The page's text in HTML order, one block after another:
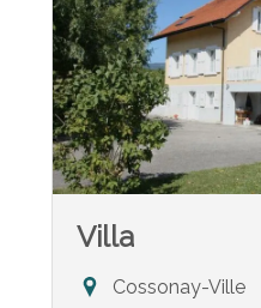
Villa
Cossonay-Ville